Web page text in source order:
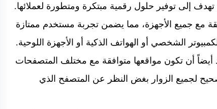
إلى توفير حلول رقمية مبتكرة ومتطورة لعملائها.
مع جميع الأجهزة، مما يضمن تجربة مستخدم ممتازة
الشخصي أو الهواتف الذكية أو الأجهزة اللوحية.
أن تكون مواقعها متوافقة مع مختلف المتصفحات
لجميع الزوار بغض النظر عن المتصفح الذي